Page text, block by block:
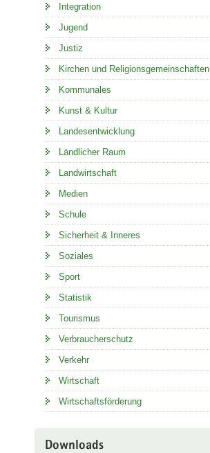
Integration
Jugend
Justiz
Kirchen und Religionsgemeinschaften
Kommunales
Kunst & Kultur
Landesentwicklung
Ländlicher Raum
Landwirtschaft
Medien
Schule
Sicherheit & Inneres
Soziales
Sport
Statistik
Tourismus
Verbraucherschutz
Verkehr
Wirtschaft
Wirtschaftsförderung
Downloads